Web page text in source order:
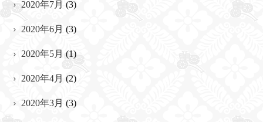
2020年7月 (3)
2020年6月 (3)
2020年5月 (1)
2020年4月 (2)
2020年3月 (3)